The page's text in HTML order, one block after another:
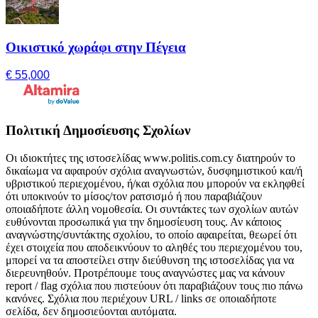
Οικιστικό χωράφι στην Πέγεια
€ 55,000
Πολιτική Δημοσίευσης Σχολίων
Οι ιδιοκτήτες της ιστοσελίδας www.politis.com.cy διατηρούν το
δικαίωμα να αφαιρούν σχόλια αναγνωστών, δυσφημιστικού και/ή
υβριστικού περιεχομένου, ή/και σχόλια που μπορούν να εκληφθεί
ότι υποκινούν το μίσος/τον ρατσισμό ή που παραβιάζουν
οποιαδήποτε άλλη νομοθεσία. Οι συντάκτες των σχολίων αυτών
ευθύνονται προσωπικά για την δημοσίευση τους. Αν κάποιος
αναγνώστης/συντάκτης σχολίου, το οποίο αφαιρείται, θεωρεί ότι
έχει στοιχεία που αποδεικνύουν το αληθές του περιεχομένου του,
μπορεί να τα αποστείλει στην διεύθυνση της ιστοσελίδας για να
διερευνηθούν. Προτρέπουμε τους αναγνώστες μας να κάνουν
report / flag σχόλια που πιστεύουν ότι παραβιάζουν τους πιο πάνω
κανόνες. Σχόλια που περιέχουν URL / links σε οποιαδήποτε
σελίδα, δεν δημοσιεύονται αυτόματα.